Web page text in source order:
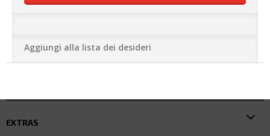
Aggiungi alla lista dei desideri
EXTRAS